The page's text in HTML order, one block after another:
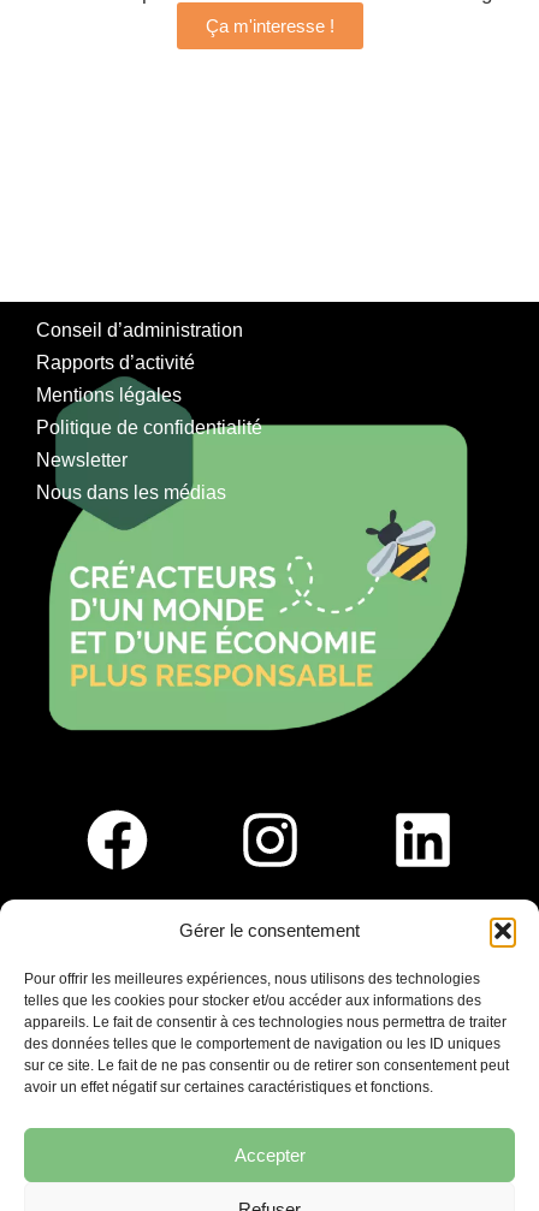
Gérer le consentement
Pour offrir les meilleures expériences, nous utilisons des technologies
telles que les cookies pour stocker et/ou accéder aux informations des
appareils. Le fait de consentir à ces technologies nous permettra de traiter
des données telles que le comportement de navigation ou les ID uniques
sur ce site. Le fait de ne pas consentir ou de retirer son consentement peut
avoir un effet négatif sur certaines caractéristiques et fonctions.
Accepter
Ça m'interesse !
Conseil d’administration
Rapports d’activité
Mentions légales
Politique de confidentialité
Newsletter
Nous dans les médias
Saint-Germain-En-Laye
Ligne R2-Nord
Tramway T13
20mins à pied du RER A